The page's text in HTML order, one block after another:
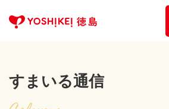
すまいる通信